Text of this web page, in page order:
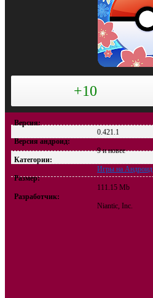
+10
Версия:
0.421.1
Версия андроид:
9 и новее
Категории:
Игры на Андроид
Размер:
111.15 Mb
Разработчик:
Niantic, Inc.